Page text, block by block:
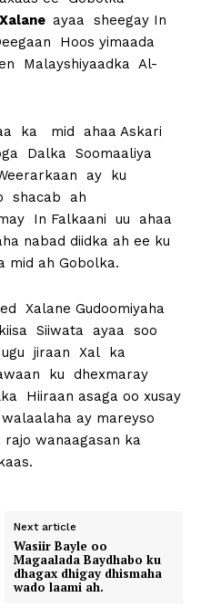
ayaa sheegay In
Hoos yimaada
Malayshiyaadka Al-
ka mid ahaa Askari
Dalka Soomaaliya
ay ku
shacab ah
In Falkaani uu ahaa
nabad diidka ah ee ku
mid ah Gobolka.
Xalane Gudoomiyaha
Siiwata ayaa soo
jiraan Xal ka
ku dhexmaray
Hiiraan asaga oo xusay
ay mareyso
rajo wanaagasan ka
Next article
Wasiir Bayle oo
Magaalada Baydhabo ku
dhagax dhigay dhismaha
wado laami ah.